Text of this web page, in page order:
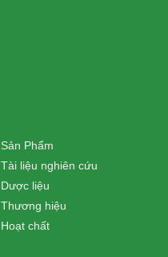
Sản Phẩm
Tài liệu nghiên cứu
Dược liệu
Thương hiệu
Hoạt chất